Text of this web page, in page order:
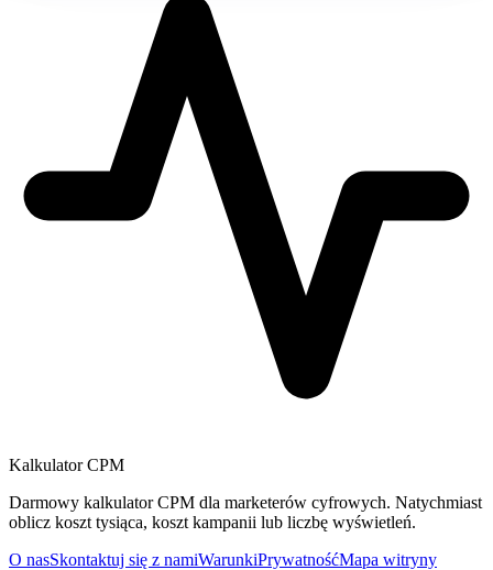
Kalkulator CPM
Darmowy kalkulator CPM dla marketerów cyfrowych. Natychmiast
oblicz koszt tysiąca, koszt kampanii lub liczbę wyświetleń.
O nasSkontaktuj się z namiWarunkiPrywatnośćMapa witryny